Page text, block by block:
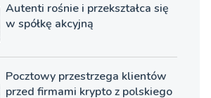
Autenti rośnie i przekształca się
w spółkę akcyjną
Pocztowy przestrzega klientów
przed firmami krypto z polskiego